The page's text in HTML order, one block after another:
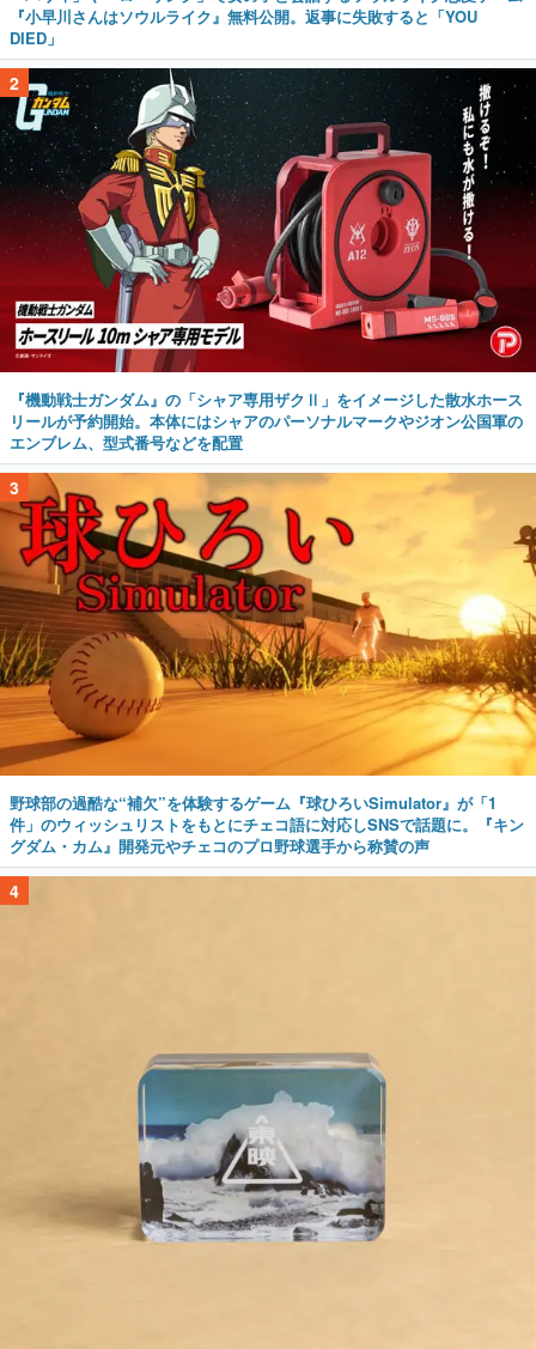
『小早川さんはソウルライク』無料公開。返事に失敗すると「YOU
DIED」
2
『機動戦士ガンダム』の「シャア専用ザクⅡ」をイメージした散水ホース
リールが予約開始。本体にはシャアのパーソナルマークやジオン公国軍の
エンブレム、型式番号などを配置
3
野球部の過酷な“補欠”を体験するゲーム『球ひろいSimulator』が「1
件」のウィッシュリストをもとにチェコ語に対応しSNSで話題に。『キン
グダム・カム』開発元やチェコのプロ野球選手から称賛の声
4